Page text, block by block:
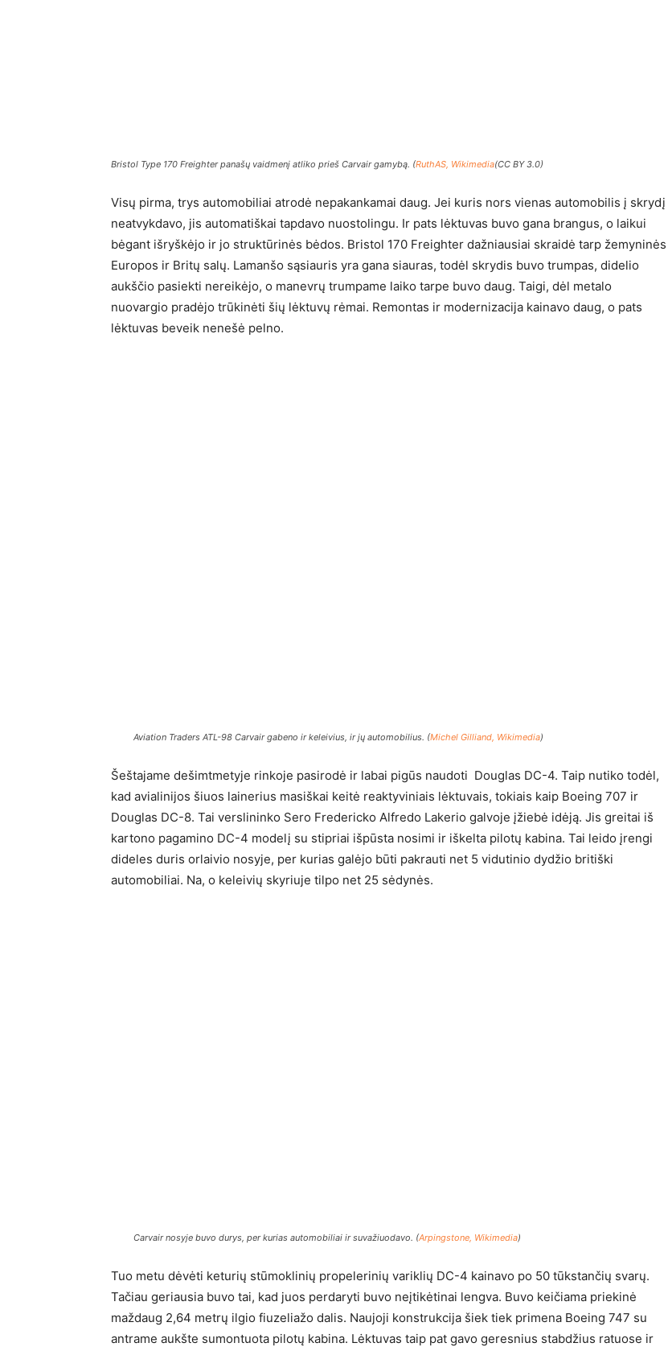
Bristol Type 170 Freighter panašų vaidmenį atliko prieš Carvair gamybą. (RuthAS, Wikimedia(CC BY 3.0)
Visų pirma, trys automobiliai atrodė nepakankamai daug. Jei kuris nors vienas automobilis į skrydį
neatvykdavo, jis automatiškai tapdavo nuostolingu. Ir pats lėktuvas buvo gana brangus, o laikui
bėgant išryškėjo ir jo struktūrinės bėdos. Bristol 170 Freighter dažniausiai skraidė tarp žemyninės
Europos ir Britų salų. Lamanšo sąsiauris yra gana siauras, todėl skrydis buvo trumpas, didelio
aukščio pasiekti nereikėjo, o manevrų trumpame laiko tarpe buvo daug. Taigi, dėl metalo
nuovargio pradėjo trūkinėti šių lėktuvų rėmai. Remontas ir modernizacija kainavo daug, o pats
lėktuvas beveik nenešė pelno.
Aviation Traders ATL-98 Carvair gabeno ir keleivius, ir jų automobilius. (Michel Gilliand, Wikimedia)
Šeštajame dešimtmetyje rinkoje pasirodė ir labai pigūs naudoti Douglas DC-4. Taip nutiko todėl,
kad avialinijos šiuos lainerius masiškai keitė reaktyviniais lėktuvais, tokiais kaip Boeing 707 ir
Douglas DC-8. Tai verslininko Sero Fredericko Alfredo Lakerio galvoje įžiebė idėją. Jis greitai iš
kartono pagamino DC-4 modelį su stipriai išpūsta nosimi ir iškelta pilotų kabina. Tai leido įrengi
dideles duris orlaivio nosyje, per kurias galėjo būti pakrauti net 5 vidutinio dydžio britiški
automobiliai. Na, o keleivių skyriuje tilpo net 25 sėdynės.
Carvair nosyje buvo durys, per kurias automobiliai ir suvažiuodavo. (Arpingstone, Wikimedia)
Tuo metu dėvėti keturių stūmoklinių propelerinių variklių DC-4 kainavo po 50 tūkstančių svarų.
Tačiau geriausia buvo tai, kad juos perdaryti buvo neįtikėtinai lengva. Buvo keičiama priekinė
maždaug 2,64 metrų ilgio fiuzeliažo dalis. Naujoji konstrukcija šiek tiek primena Boeing 747 su
antrame aukšte sumontuota pilotų kabina. Lėktuvas taip pat gavo geresnius stabdžius ratuose ir